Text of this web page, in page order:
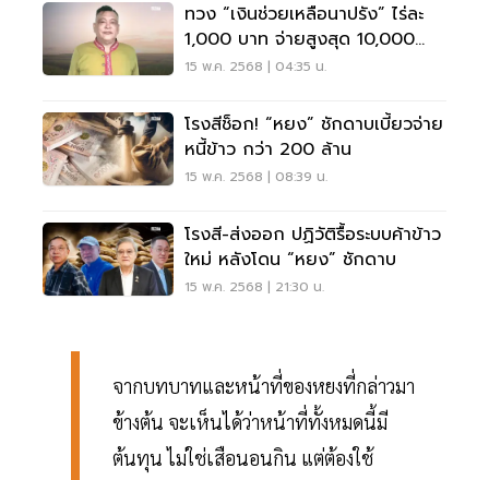
ทวง “เงินช่วยเหลือนาปรัง” ไร่ละ
1,000 บาท จ่ายสูงสุด 10,000
บาท
15 พ.ค. 2568 | 04:35 น.
โรงสีช็อก! “หยง” ชักดาบเบี้ยวจ่าย
หนี้ข้าว กว่า 200 ล้าน
15 พ.ค. 2568 | 08:39 น.
โรงสี-ส่งออก ปฏิวัติรื้อระบบค้าข้าว
ใหม่ หลังโดน “หยง” ชักดาบ
15 พ.ค. 2568 | 21:30 น.
จากบทบาทและหน้าที่ของหยงที่กล่าวมา
ข้างต้น จะเห็นได้ว่าหน้าที่ทั้งหมดนี้มี
ต้นทุน ไม่ใช่เสือนอนกิน แต่ต้องใช้